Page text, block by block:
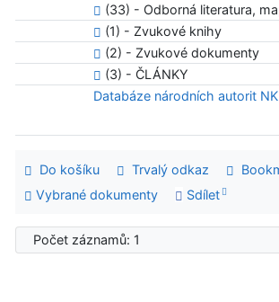
(33) - Odborná literatura,
(1) - Zvukové knihy
(2) - Zvukové dokumenty
(3) - ČLÁNKY
Databáze národních autorit NK
Do košíku Trvalý odkaz
Vybrané dokumenty
Sdílet
Počet záznamů: 1